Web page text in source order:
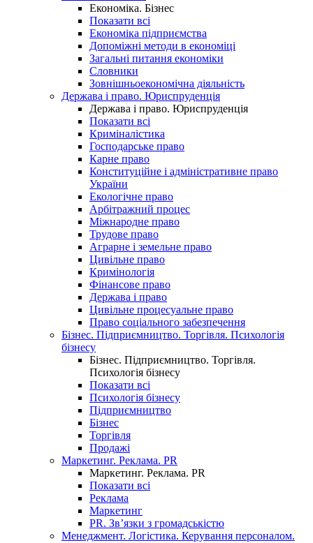
Економіка. Бізнес
Показати всі
Економіка підприємства
Допоміжні методи в економіці
Загальні питання економіки
Словники
Зовнішньоекономічна діяльність
Держава і право. Юриспруденція
Держава і право. Юриспруденція
Показати всі
Криміналістика
Господарське право
Карне право
Конституційне і адміністративне право
України
Екологічне право
Арбітражний процес
Міжнародне право
Трудове право
Аграрне і земельне право
Цивільне право
Кримінологія
Фінансове право
Держава і право
Цивільне процесуальне право
Право соціального забезпечення
Бізнес. Підприємництво. Торгівля. Психологія
бізнесу
Бізнес. Підприємництво. Торгівля.
Психологія бізнесу
Показати всі
Психологія бізнесу
Підприємництво
Бізнес
Торгівля
Продажі
Маркетинг. Реклама. PR
Маркетинг. Реклама. PR
Показати всі
Реклама
Маркетинг
PR. Зв’язки з громадськістю
Менеджмент. Логістика. Керування персоналом.